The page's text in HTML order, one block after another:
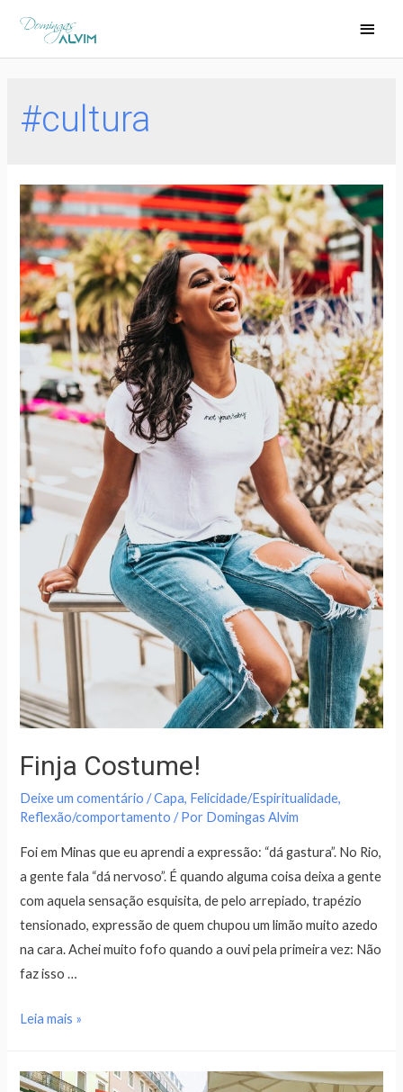
#cultura
Finja Costume!
Deixe um comentário /Capa, Felicidade/Espiritualidade,
Reflexão/comportamento / Por Domingas Alvim
Foi em Minas que eu aprendi a expressão: “dá gastura”. No Rio,
a gente fala “dá nervoso”. É quando alguma coisa deixa a gente
com aquela sensação esquisita, de pelo arrepiado, trapézio
tensionado, expressão de quem chupou um limão muito azedo
na cara. Achei muito fofo quando a ouvi pela primeira vez: Não
faz isso …
Leia mais »